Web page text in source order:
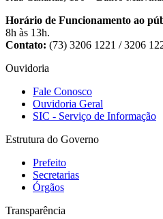
Horário de Funcionamento ao
8h às 13h.
Contato: (73) 3206 1221 / 3206
Ouvidoria
Fale Conosco
Ouvidoria Geral
SIC - Serviço de Informação
Estrutura do Governo
Prefeito
Secretarias
Órgãos
Transparência